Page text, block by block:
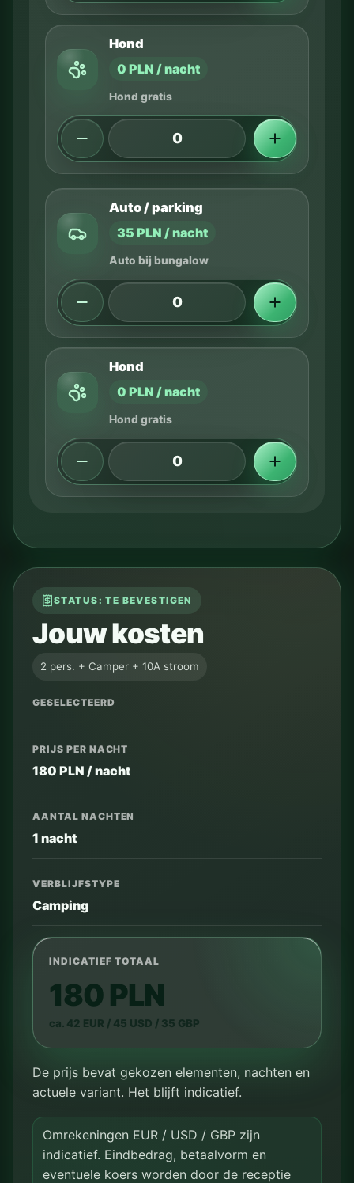
Hond
0 PLN / nacht
Hond gratis
Auto / parking
35 PLN / nacht
Auto bij bungalow
Hond
0 PLN / nacht
Hond gratis
STATUS: TE BEVESTIGEN
Jouw kosten
2 pers. + Camper + 10A stroom
GESELECTEERD
PRIJS PER NACHT
180 PLN / nacht
AANTAL NACHTEN
1 nacht
VERBLIJFSTYPE
Camping
INDICATIEF TOTAAL
180 PLN
ca. 42 EUR / 45 USD / 35 GBP
De prijs bevat gekozen elementen, nachten en
actuele variant. Het blijft indicatief.
Omrekeningen EUR / USD / GBP zijn
indicatief. Eindbedrag, betaalvorm en
eventuele koers worden door de receptie